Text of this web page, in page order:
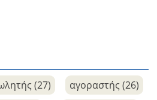
(27)
αγοραστής (26)